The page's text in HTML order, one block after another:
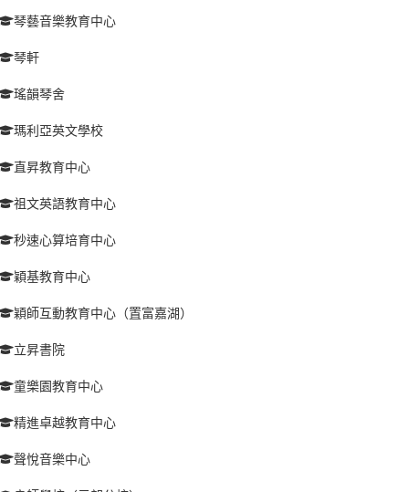
琴藝音樂教育中心
琴軒
瑤韻琴舍
瑪利亞英文學校
直昇教育中心
祖文英語教育中心
秒速心算培育中心
穎基教育中心
穎師互動教育中心（置富嘉湖）
立昇書院
童樂園教育中心
精進卓越教育中心
聲悅音樂中心